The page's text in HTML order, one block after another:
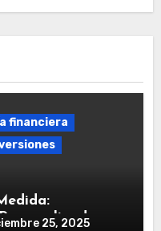
financiera
25, 2025